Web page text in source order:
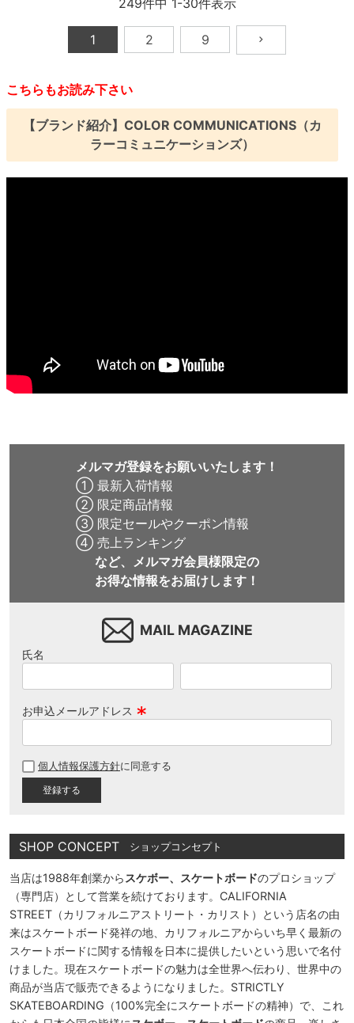
249件中 1-30件表示
1 2 9
こちらもお読み下さい
【ブランド紹介】COLOR COMMUNICATIONS（カ
ラーコミュニケーションズ）
メルマガ登録をお願いいたします！
① 最新入荷情報
② 限定商品情報
③ 限定セールやクーポン情報
④ 売上ランキング
など、メルマガ会員様限定の
お得な情報をお届けします！
MAIL MAGAZINE
氏名
お申込メールアドレス
須
個人情報保護方針に同意する
SHOP CONCEPT ショップコンセプト
当店は1988年創業から スケボー、スケートボードのプロショップ
（専門店）として営業を続けております。CALIFORNIA
STREET（カリフォルニアストリート・カリスト）という店名の由
来はスケートボード発祥の地、カリフォルニアからいち早く最新の
スケートボードに関する情報を日本に提供したいという思いで名付
けました。現在スケートボードの魅力は全世界へ伝わり、世界中の
商品が当店で販売できるようになりました。STRICTLY
SKATEBOARDING（100%完全にスケートボードの精神）で、これ